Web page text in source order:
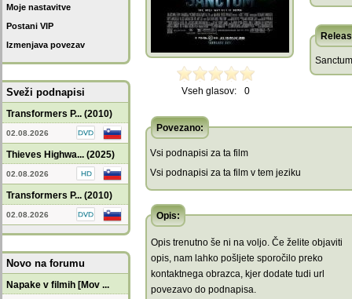
Moje nastavitve
Postani VIP
Izmenjava povezav
Sveži podnapisi
Transformers P... (2010)
02.08.2026
Thieves Highwa... (2025)
02.08.2026
Transformers P... (2010)
02.08.2026
Novo na forumu
Napake v filmih [Mov ...
Vseh glasov: 0
Povezano:
Vsi podnapisi za ta film
Vsi podnapisi za ta film v tem jeziku
Opis:
Opis trenutno še ni na voljo. Če želite objaviti
opis, nam lahko pošljete sporočilo preko
kontaktnega obrazca, kjer dodate tudi url
povezavo do podnapisa.